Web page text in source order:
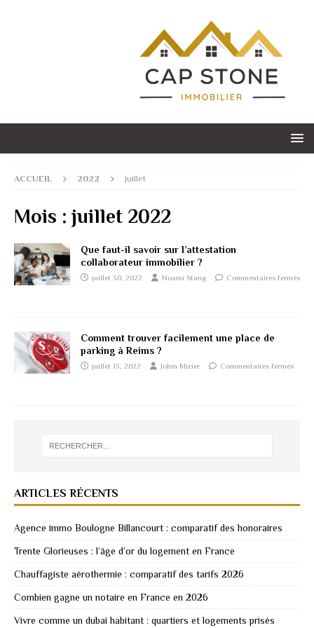
ACCUEIL 2022 juillet
Mois : juillet 2022
Que faut-il savoir sur l’attestation
collaborateur immobilier ?
juillet 30, 2022 Noami Stang Commentaires fermés
Comment trouver facilement une place de
parking à Reims ?
juillet 13, 2022 Johm Mizier Commentaires fermés
ARTICLES RÉCENTS
Agence immo Boulogne Billancourt : comparatif des honoraires
Trente Glorieuses : l’âge d’or du logement en France
Chauffagiste aérothermie : comparatif des tarifs 2026
Combien gagne un notaire en France en 2026
Vivre comme un dubai habitant : quartiers et logements prisés